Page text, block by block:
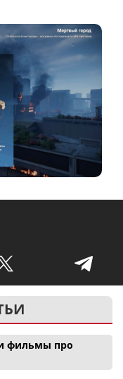
фильмы про